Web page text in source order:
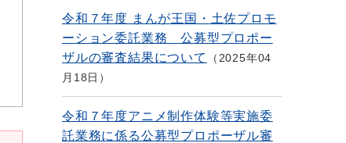
令和７年度 まんが王国・土佐プロモ
ーション委託業務 公募型プロポー
ザルの審査結果について
2025年04
月18日
令和７年度アニメ制作体験等実施委
託業務に係る公募型プロポーザル審